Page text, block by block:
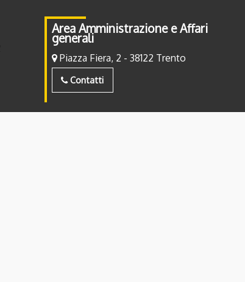
Area Amministrazione e Affari
generali
Piazza Fiera, 2 - 38122 Trento
Contatti